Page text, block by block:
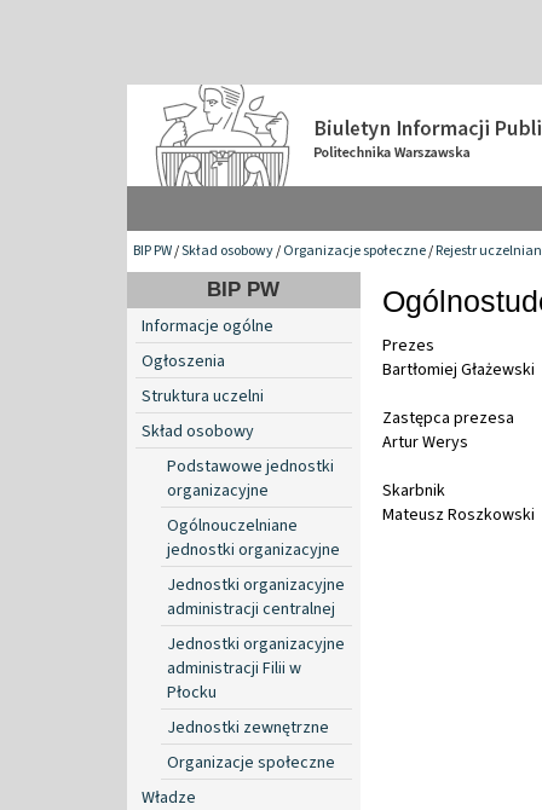
BIP PW/Skład osobowy/Organizacje społeczne/Rejestr
BIP PW
Informacje ogólne
Ogłoszenia
Struktura uczelni
Skład osobowy
Podstawowe jednostki
organizacyjne
Ogólnouczelniane
jednostki organizacyjne
Jednostki organizacyjne
administracji centralnej
Jednostki organizacyjne
administracji Filii w
Płocku
Jednostki zewnętrzne
Organizacje społeczne
Władze
Prezes
Bartłomiej Głażewski
Zastępca prezesa
Artur Werys
Skarbnik
Mateusz Roszkowski